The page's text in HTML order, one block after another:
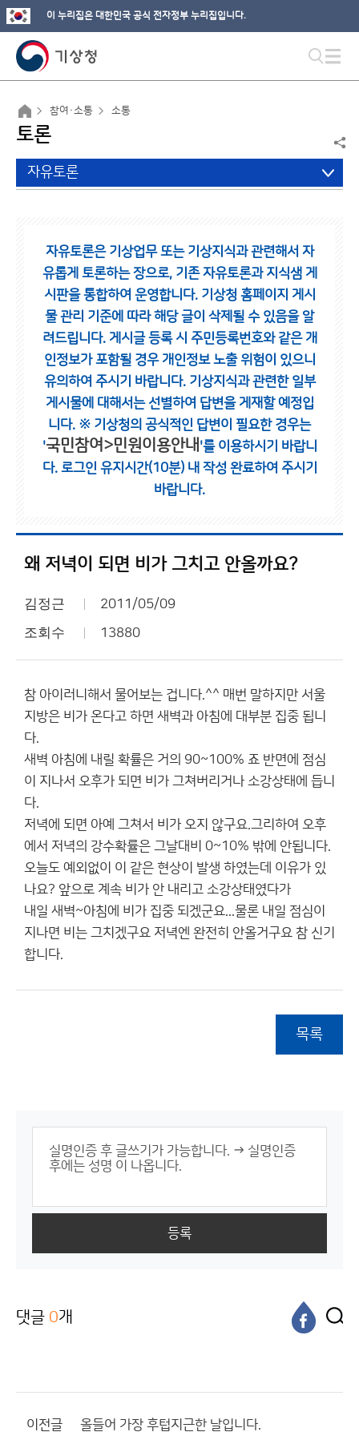
이 누리집은 대한민국 공식 전자정부 누리집입니다.
참여·소통 소통
토론
자유토론
자유토론은 기상업무 또는 기상지식과 관련해서 자
유롭게 토론하는 장으로, 기존 자유토론과 지식샘 게
시판을 통합하여 운영합니다. 기상청 홈페이지 게시
물 관리 기준에 따라 해당 글이 삭제될 수 있음을 알
려드립니다. 게시글 등록 시 주민등록번호와 같은 개
인정보가 포함될 경우 개인정보 노출 위험이 있으니
유의하여 주시기 바랍니다. 기상지식과 관련한 일부
게시물에 대해서는 선별하여 답변을 게재할 예정입
니다. ※ 기상청의 공식적인 답변이 필요한 경우는
'국민참여>민원이용안내 '를 이용하시기 바랍니
다. 로그인 유지시간(10분) 내 작성 완료하여 주시기
바랍니다.
왜 저녁이 되면 비가 그치고 안올까요?
김정근 2011/05/09
조회수 13880
참 아이러니해서 물어보는 겁니다.^^ 매번 말하지만 서울
지방은 비가 온다고 하면 새벽과 아침에 대부분 집중 됩니
다.
새벽 아침에 내릴 확률은 거의 90~100% 죠 반면에 점심
이 지나서 오후가 되면 비가 그쳐버리거나 소강상태에 듭니
다.
저녁에 되면 아예 그쳐서 비가 오지 않구요.그리하여 오후
에서 저녁의 강수확률은 그날대비 0~10% 밖에 안됩니다.
오늘도 예외없이 이 같은 현상이 발생 하였는데 이유가 있
나요? 앞으로 계속 비가 안 내리고 소강상태였다가
내일 새벽~아침에 비가 집중 되겠군요...물론 내일 점심이
지나면 비는 그치겠구요 저녁엔 완전히 안올거구요 참 신기
합니다.
목록
등록
댓글 0개
이전글 올들어 가장 후텁지근한 날입니다.